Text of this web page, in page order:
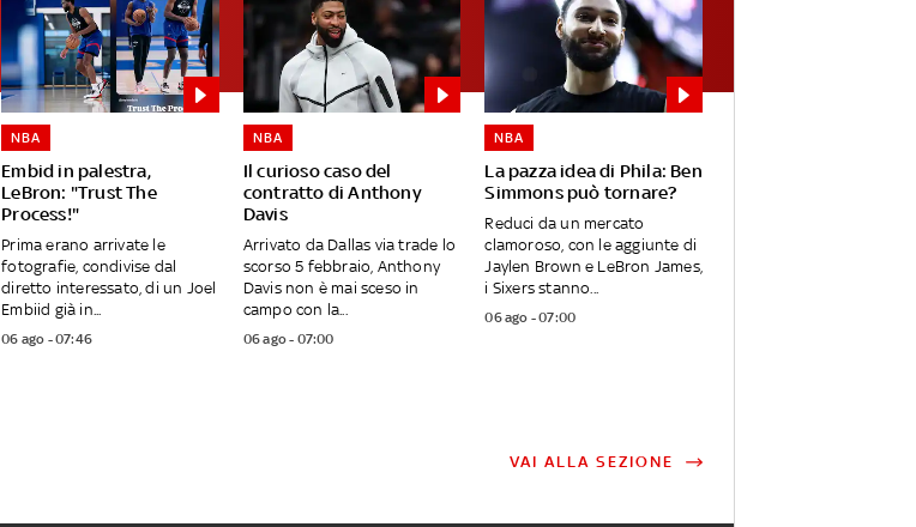
Embid in palestra,
LeBron: "Trust The
Process!"
NBA
Prima erano arrivate le
fotografie, condivise dal
diretto interessato, di un Joel
Embiid già in...
06 ago - 07:46
Il curioso caso del
contratto di Anthony
Davis
NBA
Arrivato da Dallas via trade lo
scorso 5 febbraio, Anthony
Davis non è mai sceso in
campo con la...
06 ago - 07:00
La pazza idea di Phila: Ben
Simmons può tornare?
NBA
Reduci da un mercato
clamoroso, con le aggiunte di
Jaylen Brown e LeBron James,
i Sixers stanno...
06 ago - 07:00
VAI ALLA SEZIONE